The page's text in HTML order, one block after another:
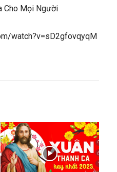
Cho Mọi Người
watch?v=sD2gfovqyqM